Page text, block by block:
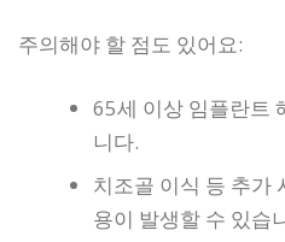
주의해야 할 점도 있어요:
65세 이상 임플란트
니다.
치조골 이식 등 추가
용이 발생할 수 있습